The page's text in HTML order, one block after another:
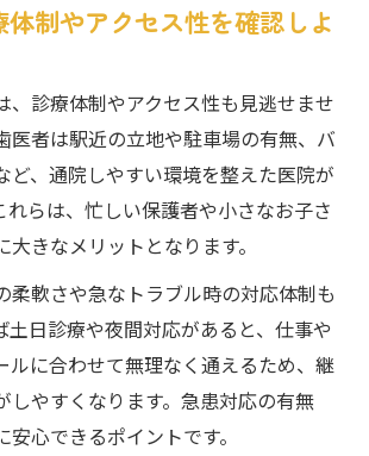
制やアクセス性を確認しよ
、診療体制やアクセス性も見逃せませ
医者は駅近の立地や駐車場の有無、バ
ど、通院しやすい環境を整えた医院が
れらは、忙しい保護者や小さなお子さ
きなメリットとなります。
柔軟さや急なトラブル時の対応体制も
土日診療や夜間対応があると、仕事や
ルに合わせて無理なく通えるため、継
しやすくなります。急患対応の有無
心できるポイントです。